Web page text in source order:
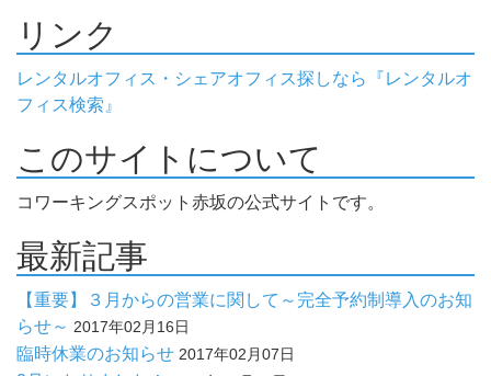
リンク
レンタルオフィス・シェアオフィス探しなら『レンタルオ
フィス検索』
このサイトについて
コワーキングスポット赤坂の公式サイトです。
最新記事
【重要】３月からの営業に関して～完全予約制導入のお知
らせ～ 2017年02月16日
臨時休業のお知らせ 2017年02月07日